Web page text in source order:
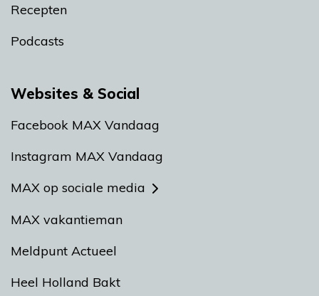
Recepten
Podcasts
Websites & Social
Facebook MAX Vandaag
Instagram MAX Vandaag
MAX op sociale media
MAX vakantieman
Meldpunt Actueel
Heel Holland Bakt